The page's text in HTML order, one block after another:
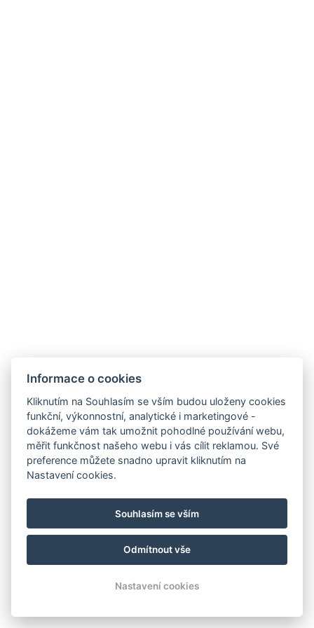
info@milire-estate.com
+420 603 568 403
Informace o cookies
Kliknutím na Souhlasím se vším budou uloženy cookies
funkční, výkonnostní, analytické i marketingové -
dokážeme vám tak umožnit pohodlné používání webu,
měřit funkčnost našeho webu i vás cílit reklamou. Své
preference můžete snadno upravit kliknutím na
Nastavení cookies.
Souhlasím se vším
Odmítnout vše
Nastavení cookies